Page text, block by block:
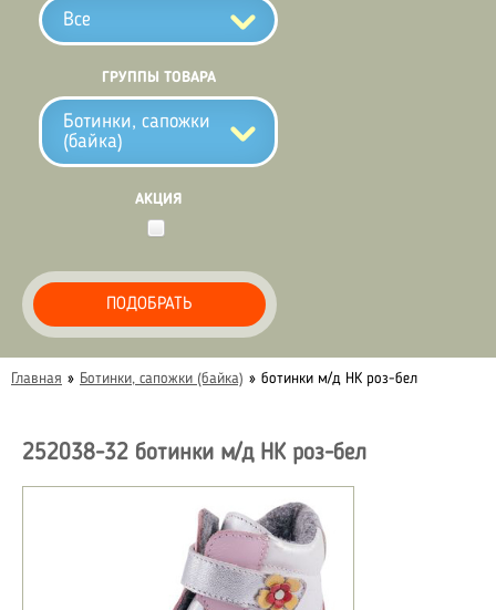
Все
ГРУППЫ ТОВАРА
Ботинки, сапожки
(байка)
АКЦИЯ
ПОДОБРАТЬ
Главная » Ботинки, сапожки (байка) » ботинки м/д НК роз-бел
252038-32 ботинки м/д НК роз-бел